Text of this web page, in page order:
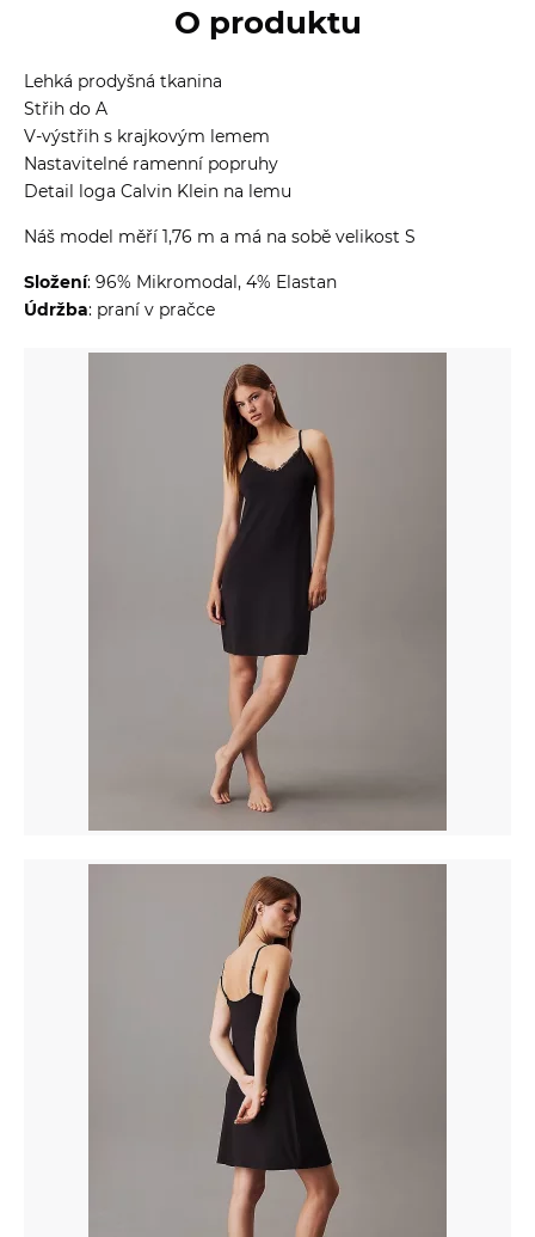
O produktu
Lehká prodyšná tkanina
Střih do A
V-výstřih s krajkovým lemem
Nastavitelné ramenní popruhy
Detail loga Calvin Klein na lemu
Náš model měří 1,76 m a má na sobě velikost S
Složení: 96% Mikromodal, 4% Elastan
Údržba: praní v pračce